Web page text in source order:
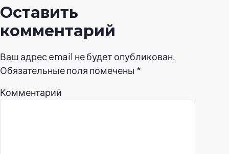
Оставить
комментарий
Ваш адрес email не будет опубликован.
Обязательные поля помечены *
Комментарий